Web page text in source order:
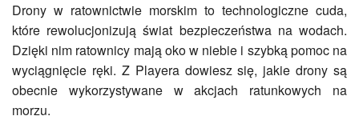
Drony w ratownictwie morskim to technologiczne cuda,
które rewolucjonizują świat bezpieczeństwa na wodach.
Dzięki nim ratownicy mają oko w niebie i szybką pomoc na
wyciągnięcie ręki. Z Playera dowiesz się, jakie drony są
obecnie wykorzystywane w akcjach ratunkowych na
morzu.